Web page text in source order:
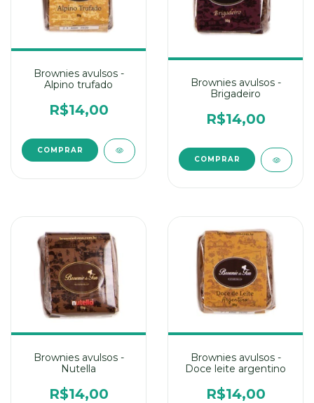
Brownies avulsos -
Alpino trufado
R$14,00
Brownies avulsos -
Brigadeiro
R$14,00
Brownies avulsos -
Nutella
R$14,00
Brownies avulsos -
Doce leite argentino
R$14,00